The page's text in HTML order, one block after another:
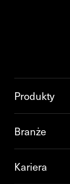
Produkty
Branże
Kariera